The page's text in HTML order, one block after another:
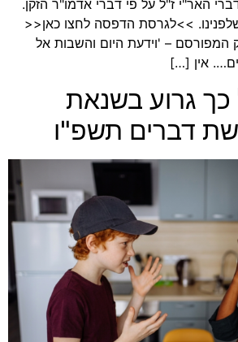
האר"י ז"ל על פי דברי אדמו"ר הזקן.
>>לגרסת הדפסה לחצו כאן<<
המפורסם – 'וידעת היום והשבות אל
אין […]
גרוע בשנאת
דברים תשפ"ו